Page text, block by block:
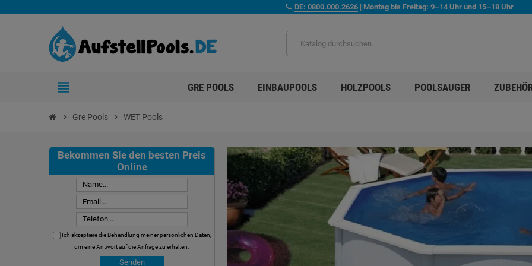
DE: 0800.000.2626| Montag bis Freitag: 9–14 Uhr und 15–18 Uhr
view_headline GRE POOLS EINBAUPOOLS HOLZPOOLS POOLSAUGER
chevron_right Gre Pools chevron_right WET Pools
Bekommen Sie den besten Preis
Online
Ich akzeptiere die Behandlung meiner persönlichen Daten,
um eine Antwort auf die Anfrage zu erhalten.